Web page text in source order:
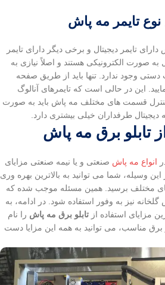
تایمر مه پاش
تایمر دیجیتال و برخی دیگر دارای تایمر
به صورت الکترونیکی هستند و اصلاً نیازی به
وجود ندارد. تنها باید از طریق صفحه
این در حالی است که تایمرهای آنالوگ
قسمت های مختلف مه پاش باید به صورت
دیجیتال طرفداران خیلی بیشتری دارد.
تابلو برق مه پاش
انواع مه پاش صنعتی و یا نیمه صنعتی مزایای
این وسیله، شما می توانید به بالاترین بهره وری
مختلف برسید. همین مسئله موجب شده که
نیز به وفور استفاده شود. در ادامه، به
مزایای استفاده از تابلو برق مه پاش را نام
مناسب، می توانید به همه این مزایا دست